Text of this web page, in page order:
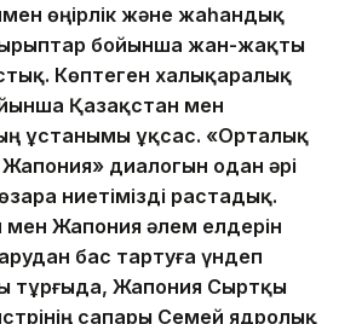
өңірлік және жаһандық
бойынша жан-жақты
Көптеген халықаралық
Қазақстан мен
ұстанымы ұқсас. «Орталық
диалогын одан әрі
ниетімізді растадық.
мен Жапония әлем елдерін
бас тартуға үндеп
тұрғыда, Жапония Сыртқы
сапары Семей ядролық